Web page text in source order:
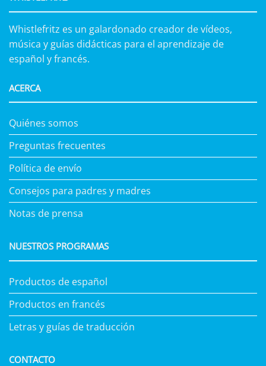
Whistlefritz es un galardonado creador de vídeos,
música y guías didácticas para el aprendizaje de
español y francés.
ACERCA
Quiénes somos
Preguntas frecuentes
Política de envío
Consejos para padres y madres
Notas de prensa
NUESTROS PROGRAMAS
Productos de español
Productos en francés
Letras y guías de traducción
CONTACTO